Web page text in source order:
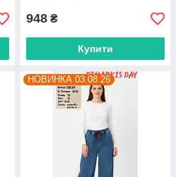
948 ₴
Купити
НОВИНКА 03.08.26